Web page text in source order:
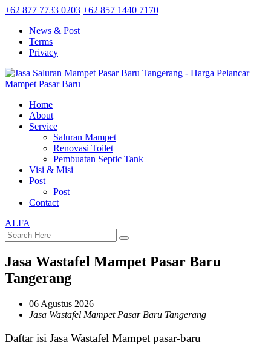
+62 877 7733 0203 +62 857 1440 7170
News & Post
Terms
Privacy
Home
About
Service
Saluran Mampet
Renovasi Toilet
Pembuatan Septic Tank
Visi & Misi
Post
Post
Contact
ALFA
Jasa Wastafel Mampet Pasar Baru
Tangerang
06 Agustus 2026
Jasa Wastafel Mampet Pasar Baru Tangerang
Daftar isi Jasa Wastafel Mampet pasar-baru